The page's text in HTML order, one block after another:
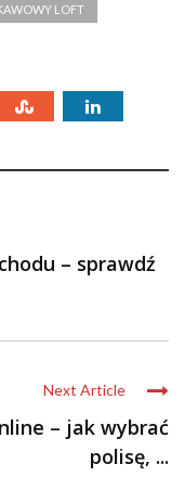
LOFT
– sprawdź
Next Article
– jak wybrać
polisę, ...